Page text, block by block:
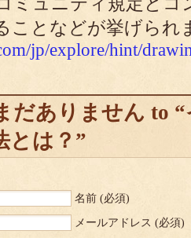
ことなどが挙げられ
jp/explore/hint/
だありません to
とは？”
名前 (必須)
メールアドレス (必須)